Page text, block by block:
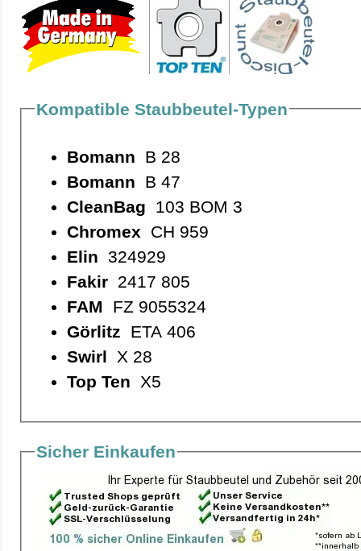
Kompatible Staubbeutel-Typen
Bomann B 28
Bomann B 47
CleanBag 103 BOM 3
Chromex CH 959
Elin 324929
Fakir2417 805
FAM FZ 9055324
Görlitz ETA 406
Swirl X 28
Top Ten X5
Sicher Einkaufen